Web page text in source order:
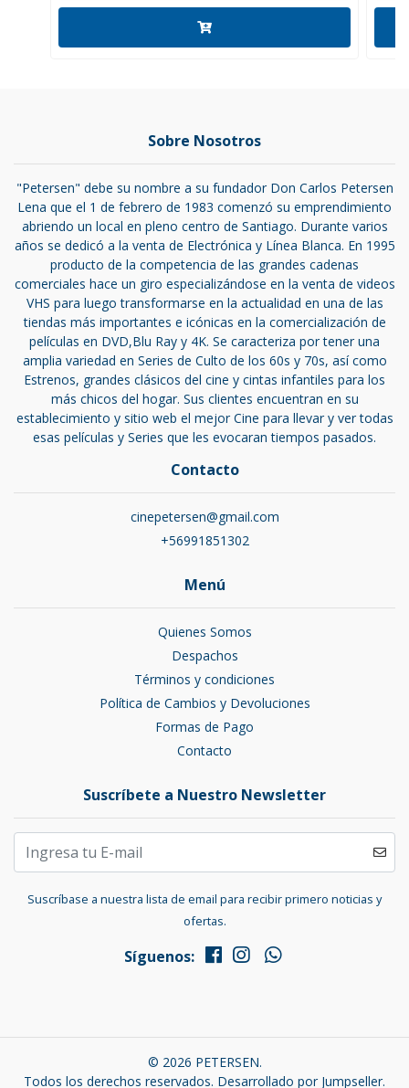
Sobre Nosotros
"Petersen" debe su nombre a su fundador Don Carlos Petersen
Lena que el 1 de febrero de 1983 comenzó su emprendimiento
abriendo un local en pleno centro de Santiago. Durante varios
años se dedicó a la venta de Electrónica y Línea Blanca. En 1995
producto de la competencia de las grandes cadenas
comerciales hace un giro especializándose en la venta de videos
VHS para luego transformarse en la actualidad en una de las
tiendas más importantes e icónicas en la comercialización de
películas en DVD,Blu Ray y 4K. Se caracteriza por tener una
amplia variedad en Series de Culto de los 60s y 70s, así como
Estrenos, grandes clásicos del cine y cintas infantiles para los
más chicos del hogar. Sus clientes encuentran en su
establecimiento y sitio web el mejor Cine para llevar y ver todas
esas películas y Series que les evocaran tiempos pasados.
Contacto
cinepetersen@gmail.com
+56991851302
Menú
Quienes Somos
Despachos
Términos y condiciones
Política de Cambios y Devoluciones
Formas de Pago
Contacto
Suscríbete a Nuestro Newsletter
Suscríbase a nuestra lista de email para recibir primero noticias y
ofertas.
Síguenos:
© 2026 PETERSEN.
Todos los derechos reservados. Desarrollado por Jumpseller.